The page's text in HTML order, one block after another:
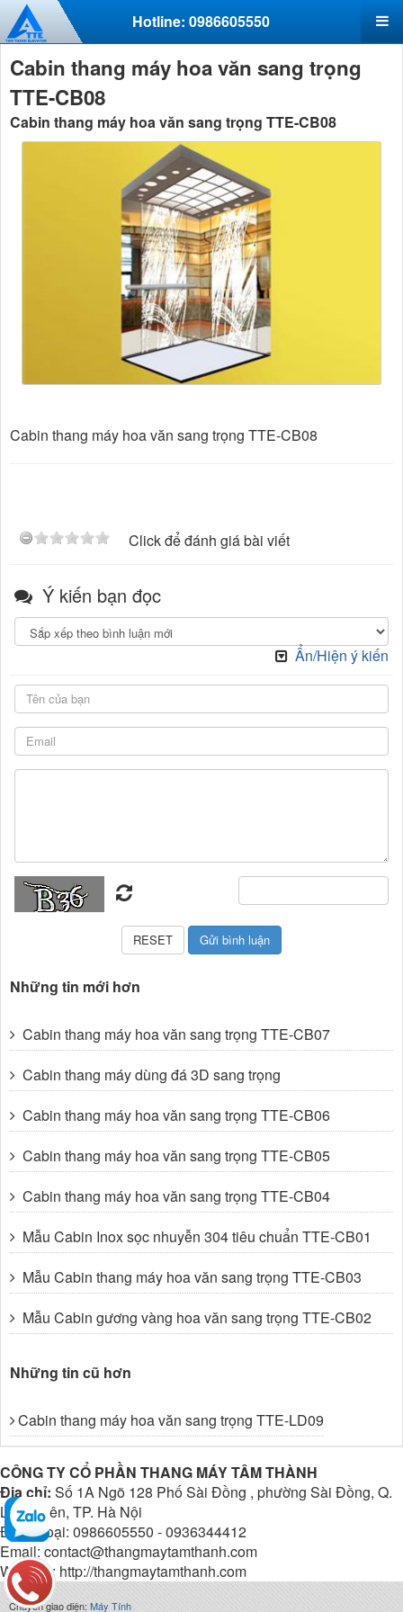
Hotline: 0986605550
Cabin thang máy hoa văn sang trọng
TTE-CB08
Cabin thang máy hoa văn sang trọng TTE-CB08
Cabin thang máy hoa văn sang trọng TTE-CB08
Click để đánh giá bài viết
Ý kiến bạn đọc
Ẩn/Hiện ý kiến
Những tin mới hơn
Cabin thang máy hoa văn sang trọng TTE-CB07
Cabin thang máy dùng đá 3D sang trọng
Cabin thang máy hoa văn sang trọng TTE-CB06
Cabin thang máy hoa văn sang trọng TTE-CB05
Cabin thang máy hoa văn sang trọng TTE-CB04
Mẫu Cabin Inox sọc nhuyễn 304 tiêu chuẩn TTE-CB01
Mẫu Cabin thang máy hoa văn sang trọng TTE-CB03
Mẫu Cabin gương vàng hoa văn sang trọng TTE-CB02
Những tin cũ hơn
Cabin thang máy hoa văn sang trọng TTE-LD09
CÔNG TY CỔ PHẦN THANG MÁY TÂM THÀNH
Địa chỉ: Số 1A Ngõ 128 Phố Sài Đồng , phường Sài Đồng, Q.
Long Biên, TP. Hà Nội
Điện thoại: 0986605550 - 0936344412
Email: contact@thangmaytamthanh.com
Website: http://thangmaytamthanh.com
Chuyển giao diện:Máy Tính